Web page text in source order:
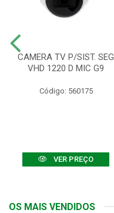
CAMERA TV P/SIST. SEG
VHD 1220 D MIC G9
Código: 560175
VER PREÇO
OS MAIS VENDIDOS